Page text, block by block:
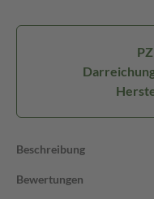
Beschreibung
Bewertungen